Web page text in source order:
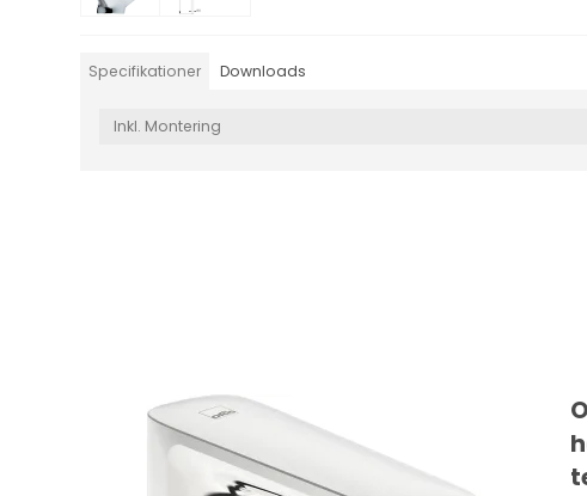
Specifikationer Downloads
Inkl. Montering